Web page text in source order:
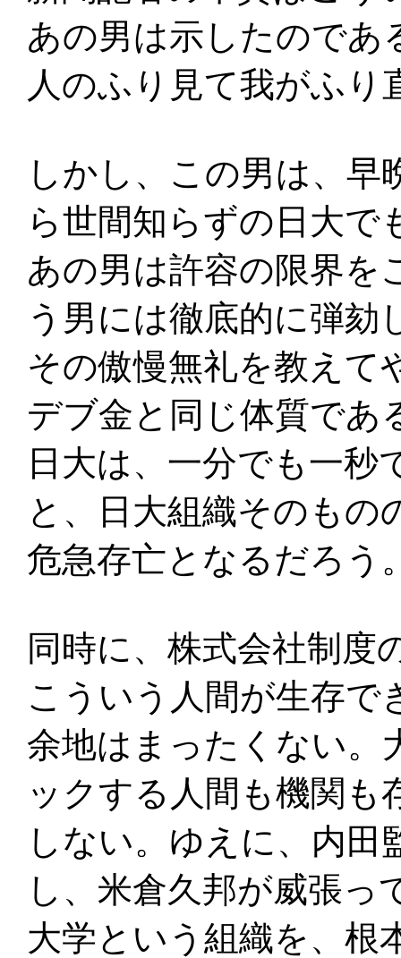
あの男は示したのであ
人のふり見て我がふり
しかし、この男は、
ら世間知らずの日大で
あの男は許容の限界を
う男には徹底的に弾劾
その傲慢無礼を教えて
デブ金と同じ体質であ
日大は、一分でも一秒
と、日大組織そのもの
危急存亡となるだろう
同時に、株式会社制度
こういう人間が生存で
余地はまったくない。
ックする人間も機関も
しない。ゆえに、内田
し、米倉久邦が威張っ
大学という組織を、根